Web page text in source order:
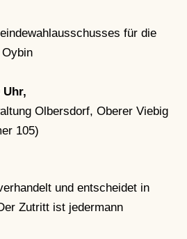
für die
Uhr,
Olbersdorf, Oberer Viebig
105)
und entscheidet in
Zutritt ist jedermann